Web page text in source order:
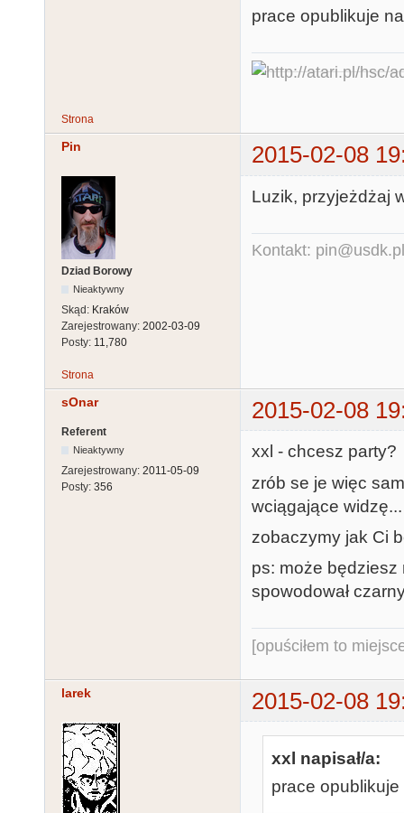
prace opublikuje
Strona
Pin 2015-02-08
Dziad Borowy
Nieaktywny
Skąd: Kraków
Zarejestrowany: 2002-03-09
Posty: 11,780
Luzik, przyjeżdżaj
Kontakt: pin@usdk.pl
Strona
sOnar 2015-02-08
Referent
Nieaktywny
Zarejestrowany: 2011-05-09
Posty: 356
xxl - chcesz party?
zrób se je więc
wciągające widzę...
zobaczymy jak Ci
ps: może będziesz
spowodował
[opuściłem to
larek 2015-02-08
xxl napisał/a:
prace